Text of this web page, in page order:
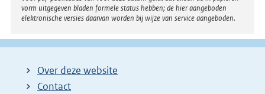
vorm uitgegeven bladen formele status hebben; de hier aangeboden
elektronische versies daarvan worden bij wijze van service aangeboden.
Over deze website
Contact